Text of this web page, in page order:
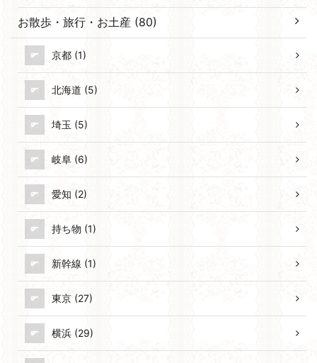
お散歩・旅行・お土産 (80)
京都 (1)
北海道 (5)
埼玉 (5)
岐阜 (6)
愛知 (2)
持ち物 (1)
新幹線 (1)
東京 (27)
横浜 (29)